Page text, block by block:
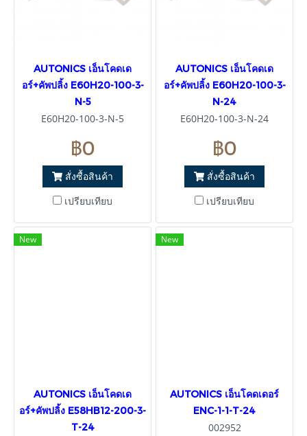
AUTONICS เอ็นโคดเด
อร์+คัพปลิ้ง E60H20-100-3-
N-5
E60H20-100-3-N-5
฿0
สั่งซื้อสินค้า
เปรียบเทียบ
AUTONICS เอ็นโคดเด
อร์+คัพปลิ้ง E60H20-100-3-
N-24
E60H20-100-3-N-24
฿0
สั่งซื้อสินค้า
เปรียบเทียบ
New
AUTONICS เอ็นโคดเด
อร์+คัพปลิ้ง E58HB12-200-3-
T-24
New
AUTONICS เอ็นโคดเดอร์
ENC-1-1-T-24
002952